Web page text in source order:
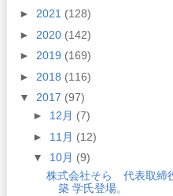
► 2021 (128)
► 2020 (142)
► 2019 (169)
► 2018 (116)
▼ 2017 (97)
► 12月 (7)
► 11月 (12)
▼ 10月 (9)
株式会社そら 代表取
築 学氏登場。